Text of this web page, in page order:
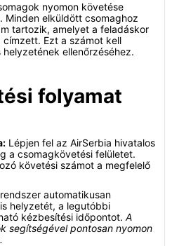
nyomon követése
Minden elküldött csomaghoz
tartozik, amelyet a feladáskor
Ezt a számot kell
ellenőrzéséhez.
folyamat
Lépjen fel az AirSerbia hivatalos
a csomagkövetési felületet.
követési számot a megfelelő
automatikusan
helyzetét, a legutóbbi
kézbesítési időpontot. A
segítségével pontosan nyomon